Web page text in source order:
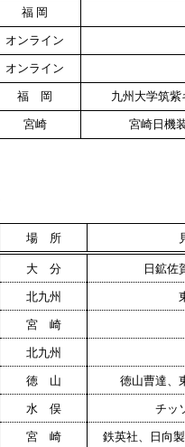
福 岡
オンライン
オンライン
福 岡 九州大学筑
宮崎 宮崎日機
場 所
大 分 日鉱佐
北九州
宮 崎
北九州
徳 山 徳山曹達、
水 俣 チッ
宮 崎 鉄英社、日向